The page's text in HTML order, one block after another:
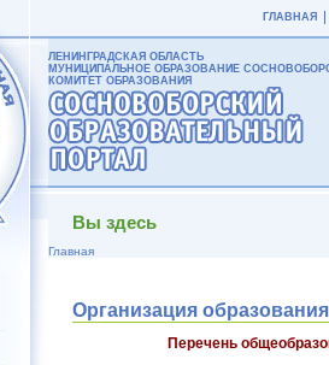
ГЛАВНАЯ
ЛЕНИНГРАДСКАЯ ОБЛАСТЬ
МУНИЦИПАЛЬНОЕ ОБРАЗОВАНИЕ
КОМИТЕТ ОБРАЗОВАНИЯ
Вы здесь
Главная
Организация
Перечень